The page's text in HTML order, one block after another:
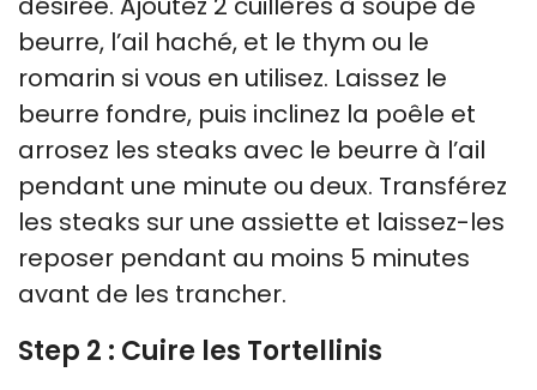
beurre, l’ail haché, et le thym ou le
romarin si vous en utilisez. Laissez le
beurre fondre, puis inclinez la poêle et
arrosez les steaks avec le beurre à l’ail
pendant une minute ou deux. Transférez
les steaks sur une assiette et laissez-les
reposer pendant au moins 5 minutes
avant de les trancher.
Step 2 : Cuire les Tortellinis